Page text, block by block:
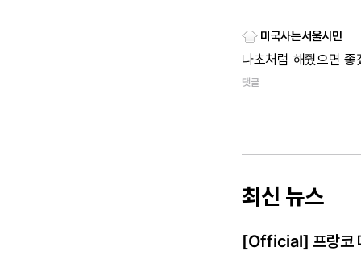
미국사는서울시민
나초처럼 해줬으면 좋
댓글
최신 뉴스
[Official] 프랑코